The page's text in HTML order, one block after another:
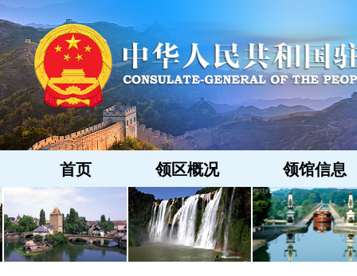
首页 领区概况 领馆信息